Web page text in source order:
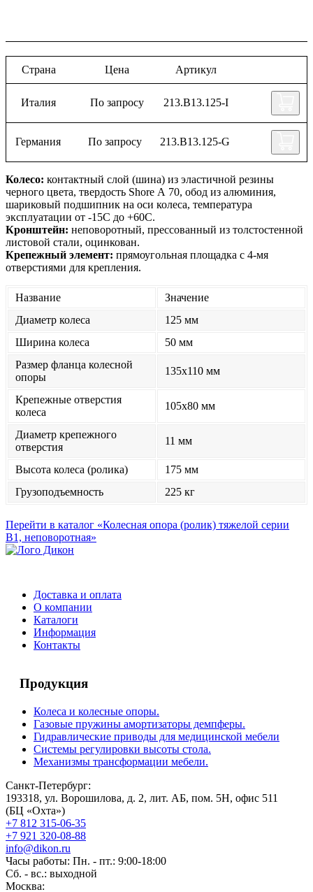
Колесо: контактный слой (шина) из эластичной резины
черного цвета, твердость Shore А 70, обод из алюминия,
шариковый подшипник на оси колеса, температура
эксплуатации от -15С до +60С.
Кронштейн: неповоротный, прессованный из толстостенной
листовой стали, оцинкован.
Крепежный элемент: прямоугольная площадка с 4-мя
отверстиями для крепления.
Название
Значение
Диаметр колеса
125 мм
Ширина колеса
50 мм
Размер фланца колесной
опоры
135x110 мм
Крепежные отверстия
колеса
105x80 мм
Диаметр крепежного
отверстия
11 мм
Высота колеса (ролика)
175 мм
Грузоподъемность
225 кг
Страна Цена Артикул
Италия По запросу 213.B13.125-I
Германия По запросу 213.B13.125-G
Перейти в каталог «Колесная опора (ролик) тяжелой серии
B1, неповоротная»
Доставка и оплата
О компании
Каталоги
Информация
Контакты
Продукция
Колеса и колесные опоры.
Газовые пружины амортизаторы демпферы.
Гидравлические приводы для медицинской мебели
Системы регулировки высоты стола.
Механизмы трансформации мебели.
Санкт-Петербург:
193318, ул. Ворошилова, д. 2, лит. АБ, пом. 5Н, офис 511
(БЦ «Охта»)
+7 812 315-06-35
+7 921 320-08-88
info@dikon.ru
Часы работы: Пн. - пт.: 9:00-18:00
Сб. - вс.: выходной
Москва: